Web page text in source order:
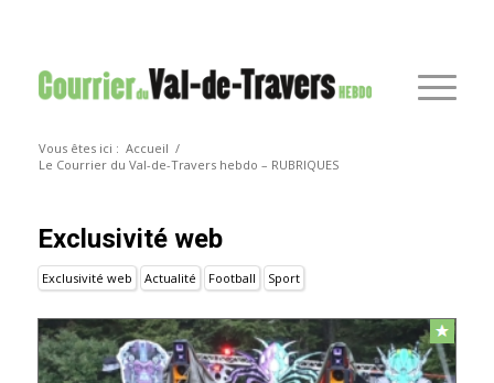
Vous êtes ici : Accueil /
Le Courrier du Val-de-Travers hebdo – RUBRIQUES
Exclusivité web
Exclusivité web Actualité Football Sport